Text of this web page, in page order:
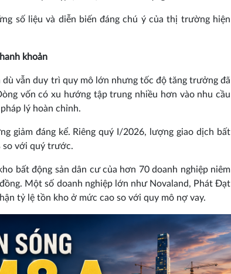
số liệu và diễn biến đáng chú ý của thị trường hiện
khoản
dù vẫn duy trì quy mô lớn nhưng tốc độ tăng trưởng đã
vốn có xu hướng tập trung nhiều hơn vào nhu cầu
lý hoàn chỉnh.
giảm đáng kể. Riêng quý I/2026, lượng giao dịch bất
so với quý trước.
bất động sản dân cư của hơn 70 doanh nghiệp niêm
Một số doanh nghiệp lớn như Novaland, Phát Đạt
tỷ lệ tồn kho ở mức cao so với quy mô nợ vay.